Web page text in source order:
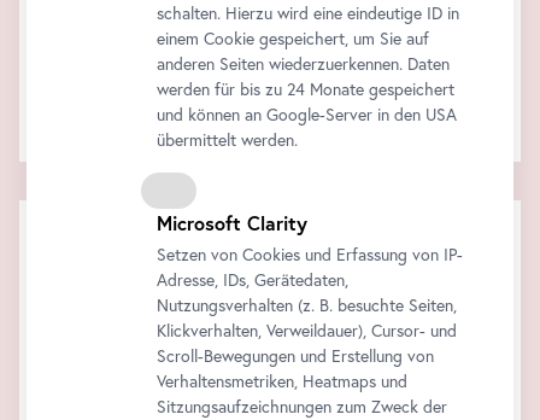
Jetzt kaufen
Ihr Warenkorb ist leer..
schalten. Hierzu wird eine eindeutige ID in
einem Cookie gespeichert, um Sie auf
anderen Seiten wiederzuerkennen. Daten
werden für bis zu 24 Monate gespeichert
und können an Google-Server in den USA
übermittelt werden.
Microsoft Clarity
Setzen von Cookies und Erfassung von IP-
Adresse, IDs, Gerätedaten,
Nutzungsverhalten (z. B. besuchte Seiten,
Klickverhalten, Verweildauer), Cursor- und
Scroll-Bewegungen und Erstellung von
Verhaltensmetriken, Heatmaps und
Sitzungsaufzeichnungen zum Zweck der